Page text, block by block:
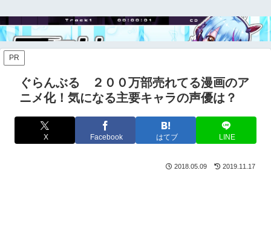
PR
ぐらんぶる ２００万部売れてる漫画のア
ニメ化！気になる主要キャラの声優は？
X Facebook はてブ LINE
2018.05.09 2019.11.17